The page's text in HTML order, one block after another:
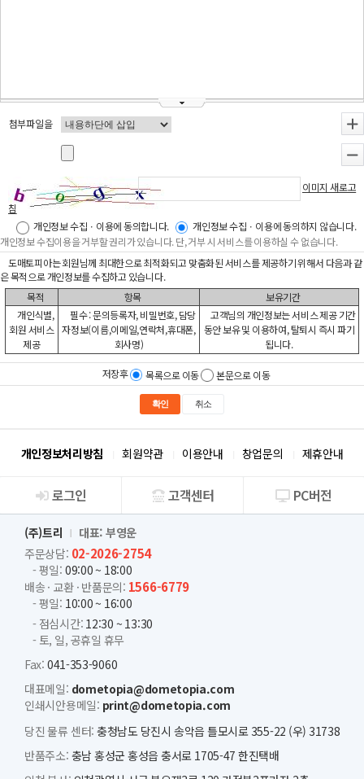
첨부파일을
이미지 새로고
침
개인정보 수집ㆍ이용에 동의합니다.
개인정보 수집ㆍ이용에 동의하지 않습니다.
개인정보 수집이용을 거부할 권리가 있습니다. 단, 거부 시 서비스를 이용하실 수 없습니다.
도매토피아는 회원님께 최대한으로 최적화되고 맞춤화된 서비스를 제공하기 위해서 다음과 같
은 목적으로 개인정보를 수집하고 있습니다.
목적
항목
보유기간
개인식별,
회원 서비스
제공
필수 : 문의등록자, 비밀번호, 담당
자정보(이름,이메일,연락처,휴대폰,
회사명)
고객님의 개인정보는 서비스 제공 기간
동안 보유 및 이용하여, 탈퇴시 즉시 파기
됩니다.
저장후 목록으로 이동 본문으로 이동
확인 취소
개인정보처리방침 회원약관 이용안내 창업문의 제휴안내
회사소개
로그인 고객센터 PC버전
(주)트리
대표: 부영운
주문상담: 02-2026-2754
- 평일: 09:00 ~ 18:00
배송 · 교환 · 반품문의: 1566-6779
- 평일: 10:00 ~ 16:00
- 점심시간: 12:30 ~ 13:30
- 토, 일, 공휴일 휴무
Fax: 041-353-9060
대표메일: dometopia@dometopia.com
인쇄시안용메일: print@dometopia.com
당진 물류 센터: 충청남도 당진시 송악읍 틀모시로 355-22 (우) 31738
반품주소: 충남 홍성군 홍성읍 충서로 1705-47 한진택배